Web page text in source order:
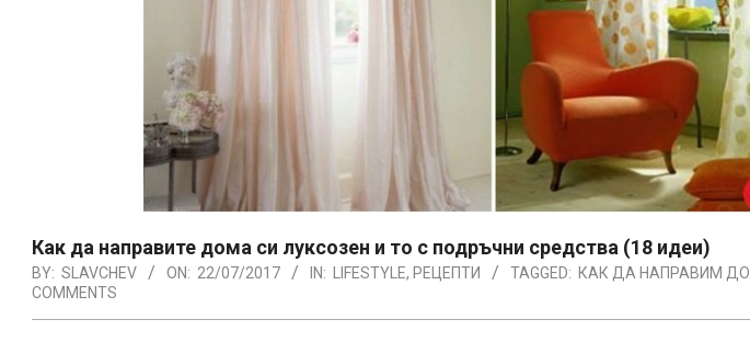
Как да направите дома си луксозен и то с подръчни средства (18 идеи)
BY: SLAVCHEV ON: 22/07/2017 IN: LIFESTYLE, РЕЦЕПТИ TAGGED: КАК ДА НАПРАВИМ
COMMENTS